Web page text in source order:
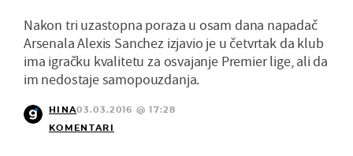
Nakon tri uzastopna poraza u osam dana napadač
Arsenala Alexis Sanchez izjavio je u četvrtak da klub
ima igračku kvalitetu za osvajanje Premier lige, ali da
im nedostaje samopouzdanja.
HINA03.03.2016 @ 17:28
KOMENTARI